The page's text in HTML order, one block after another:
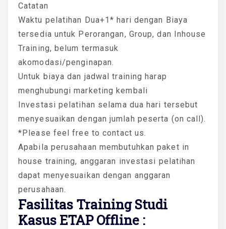
Catatan
Waktu pelatihan Dua+1* hari dengan Biaya
tersedia untuk Perorangan, Group, dan Inhouse
Training, belum termasuk
akomodasi/penginapan.
Untuk biaya dan jadwal training harap
menghubungi marketing kembali
Investasi pelatihan selama dua hari tersebut
menyesuaikan dengan jumlah peserta (on call).
*Please feel free to contact us.
Apabila perusahaan membutuhkan paket in
house training, anggaran investasi pelatihan
dapat menyesuaikan dengan anggaran
perusahaan.
Fasilitas Training Studi
Kasus ETAP Offline :